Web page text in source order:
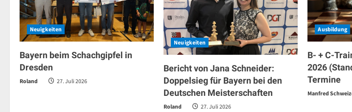
Neuigkeiten
Bayern beim Schachgipfel in
Dresden
Roland 27. Juli 2026
Neuigkeiten
Bericht von Jana Schneider:
Doppelsieg für Bayern bei den
Deutschen Meisterschaften
Roland 27. Juli 2026
Ausbildung
B- + C-
2026
Termine
Manfred